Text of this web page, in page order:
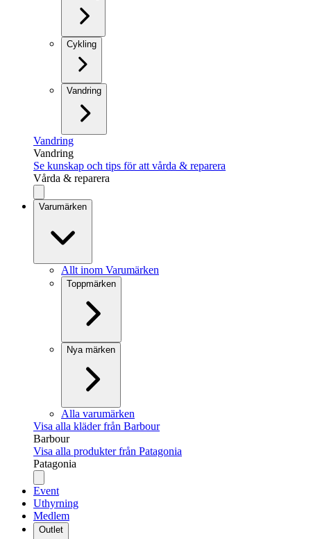
Cykling
Vandring
Vandring
Vandring
Se kunskap och tips för att vårda & reparera
Vårda & reparera
Varumärken
Allt inom Varumärken
Toppmärken
Nya märken
Alla varumärken
Visa alla kläder från Barbour
Barbour
Visa alla produkter från Patagonia
Patagonia
Event
Uthyrning
Medlem
Outlet